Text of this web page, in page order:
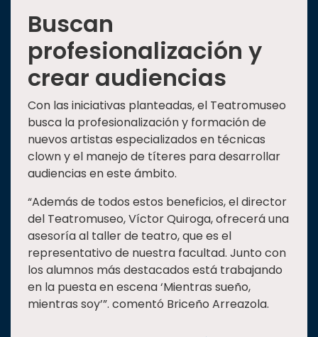
Buscan
profesionalización y
crear audiencias
Con las iniciativas planteadas, el Teatromuseo
busca la profesionalización y formación de
nuevos artistas especializados en técnicas
clown y el manejo de títeres para desarrollar
audiencias en este ámbito.
“Además de todos estos beneficios, el director
del Teatromuseo, Víctor Quiroga, ofrecerá una
asesoría al taller de teatro, que es el
representativo de nuestra facultad. Junto con
los alumnos más destacados está trabajando
en la puesta en escena ‘Mientras sueño,
mientras soy’”. comentó Briceño Arreazola.